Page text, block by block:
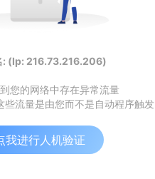
: (Ip: 216.73.216.206)
您的网络中存在异常流量
些流量是由您而不是自动程序触发
我进行人机验证